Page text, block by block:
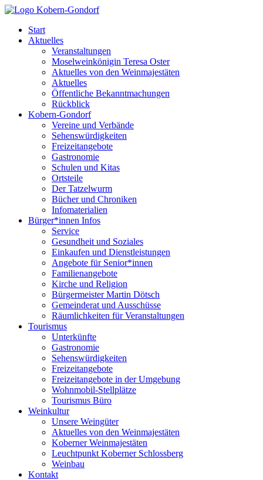
Start
Aktuelles
Veranstaltungen
Moselweinkönigin Teresa Oster
Aktuelles von den Weinmajestäten
Aktuelles
Öffentliche Bekanntmachungen
Rückblick
Kobern-Gondorf
Vereine und Verbände
Sehenswürdigkeiten
Freizeitangebote
Gastronomie
Schulen und Kitas
Ortsteile
Der Tatzelwurm
Bücher und Chroniken
Infomaterialien
Bürger*innen Infos
Service
Gesundheit und Soziales
Einkaufen und Dienstleistungen
Angebote für Senior*innen
Familienangebote
Kirche und Religion
Bürgermeister Martin Dötsch
Gemeinderat und Ausschüsse
Räumlichkeiten für Veranstaltungen
Tourismus
Unterkünfte
Gastronomie
Sehenswürdigkeiten
Freizeitangebote
Freizeitangebote in der Umgebung
Wohnmobil-Stellplätze
Tourismus Büro
Weinkultur
Unsere Weingüter
Aktuelles von den Weinmajestäten
Koberner Weinmajestäten
Leuchtpunkt Koberner Schlossberg
Weinbau
Kontakt